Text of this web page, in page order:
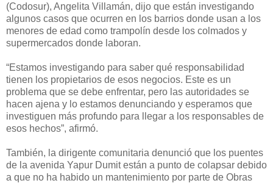
(Codosur), Angelita Villamán, dijo que están investigando
algunos casos que ocurren en los barrios donde usan a los
menores de edad como trampolín desde los colmados y
supermercados donde laboran.
“Estamos investigando para saber qué responsabilidad
tienen los propietarios de esos negocios. Este es un
problema que se debe enfrentar, pero las autoridades se
hacen ajena y lo estamos denunciando y esperamos que
investiguen más profundo para llegar a los responsables de
esos hechos”, afirmó.
También, la dirigente comunitaria denunció que los puentes
de la avenida Yapur Dumit están a punto de colapsar debido
a que no ha habido un mantenimiento por parte de Obras